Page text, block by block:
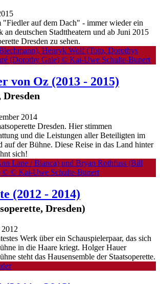
"Fiedler auf dem Dach" - immer wieder ein
an deutschen Stadttheatern und ab Juni 2015
Dresden zu sehen.
von Oz (2013 - 2015)
Dresden
2014
Dresden. Hier stimmen
und die Leistungen aller Beteiligten im
auf der Bühne. Diese Reise in das Land hinter
sich!
(2012 - 2014)
Dresden)
Werk über ein Schauspielerpaar, das sich
in die Haare kriegt. Holger Hauer
steht das Hausensemble der Staatsoperette.